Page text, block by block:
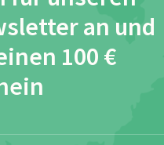
an und
100 €